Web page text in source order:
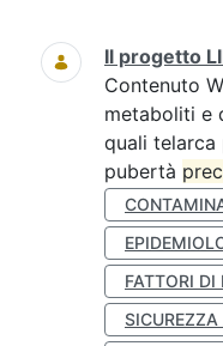
Ricerca
Il progetto
Contenuto
metaboliti e
quali
pubertà
FATTORI DI